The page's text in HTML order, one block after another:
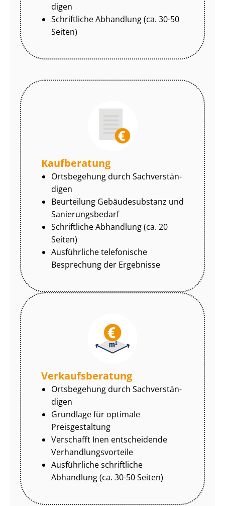
di­gen
Schriftliche Abhandlung (ca. 30-50
Seiten)
Kaufberatung
Ortsbegehung durch Sach­ver­stän­
di­gen
Beurteilung Gebäudesubstanz und
Sa­nie­rungs­be­darf
Schriftliche Abhandlung (ca. 20
Seiten)
Ausführliche telefonische
Besprechung der Ergebnisse
Ver­kaufs­be­ra­tung
Ortsbegehung durch Sach­ver­stän­
di­gen
Grundlage für optimale
Preisgestaltung
Verschafft Inen entscheidende
Ver­hand­lungs­vor­tei­le
Ausführliche schriftliche
Abhandlung (ca. 30-50 Seiten)